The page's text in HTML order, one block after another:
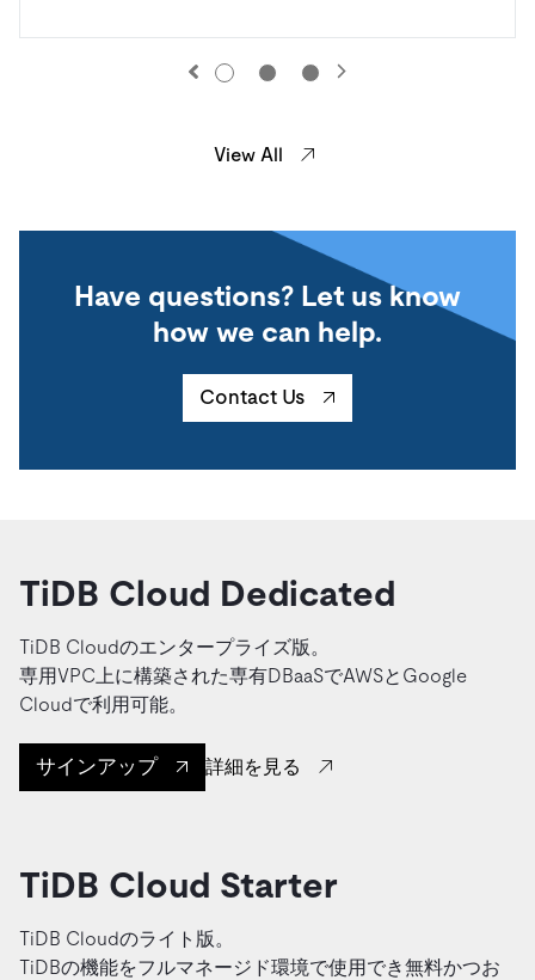
View All
Have questions? Let us know
how we can help.
Contact Us
TiDB Cloud Dedicated
TiDB Cloudのエンタープライズ版。
専用VPC上に構築された専有DBaaSでAWSとGoogle
Cloudで利用可能。
サインアップ 詳細を見る
TiDB Cloud Starter
TiDB Cloudのライト版。
TiDBの機能をフルマネージド環境で使用でき無料かつお